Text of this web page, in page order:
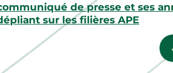
de presse et ses
sur les filières APE